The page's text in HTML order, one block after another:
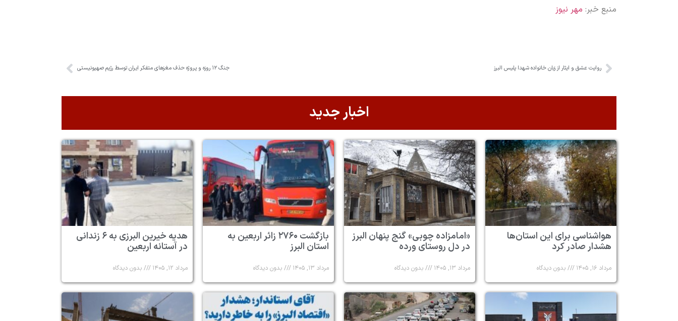
منبع خبر: مهر نیوز
روایت عشق و ایثار از زبان خانواده شهدا پلیس البرز جنگ ۱۲ روزه و پروژه حذف مغزهای متفکر ایران توسط رژیم صهیونیستی
اخبار جدید
هواشناسی برای این استان‌ها
هشدار صادر کرد
مرداد ۱۶, ۱۴۰۵ بدون دیدگاه
«امامزاده چوبی» گنج پنهان البرز
در دل روستای ورده
مرداد ۱۳, ۱۴۰۵ بدون دیدگاه
بازگشت ۲۷۶۰ زائر اربعین به
استان البرز
مرداد ۱۳, ۱۴۰۵ بدون دیدگاه
هدیه خیرین البرزی به ۶ زندانی
در آستانه اربعین
مرداد ۱۲, ۱۴۰۵ بدون دیدگاه